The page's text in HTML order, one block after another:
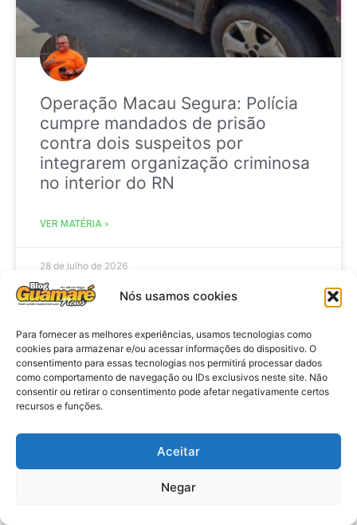
Nós usamos cookies
Para fornecer as melhores experiências, usamos tecnologias como
cookies para armazenar e/ou acessar informações do dispositivo. O
consentimento para essas tecnologias nos permitirá processar dados
como comportamento de navegação ou IDs exclusivos neste site. Não
consentir ou retirar o consentimento pode afetar negativamente certos
recursos e funções.
Aceitar
Negar
Operação Macau Segura: Polícia
cumpre mandados de prisão
contra dois suspeitos por
integrarem organização criminosa
no interior do RN
VER MATÉRIA »
28 de julho de 2026
AGENDA